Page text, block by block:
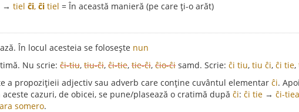
→ tiel ĉi, ĉi tiel = În această manieră (pe care ți-o arăt)
În locul acesteia se folosește nun
Nu scrie: ĉi-tiu, tiu-ĉi, ĉi-tie, tie-ĉi, ĉio-ĉi samd. Scrie: ĉi tiu, tiu ĉi, ĉi tie,
a propozițieii adjectiv sau adverb care conține cuvântul elementar ĉi.
cazuri, de obicei, se pune/plasează o cratimă după ĉi: ĉi tie → ĉi-tiea
somero.